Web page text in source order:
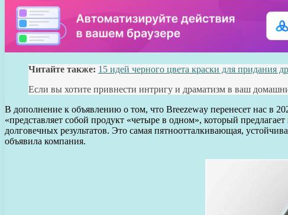
Читайте также: 15 идей черного цвета краски для придания
Если вы хотите привнести интригу и драматизм в ваш
В дополнение к объявлению о том, что Breezeway перенесет нас в
«представляет собой продукт «четыре в одном», который
долговечных результатов. Это самая пятноотталкивающая,
объявила компания.